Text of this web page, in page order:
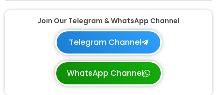
Join Our Telegram & WhatsApp Channel
Telegram Channel
WhatsApp Channel